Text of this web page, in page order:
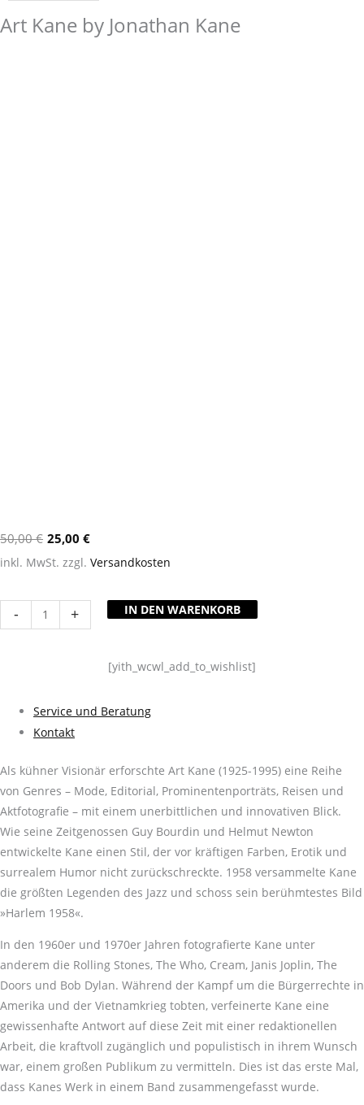
Art Kane by Jonathan Kane
50,00€ 25,00 €
inkl. MwSt. zzgl. Versandkosten
- + IN DEN WARENKORB
[yith_wcwl_add_to_wishlist]
Service und Beratung
Kontakt
Als kühner Visionär erforschte Art Kane (1925-1995) eine Reihe
von Genres – Mode, Editorial, Prominentenporträts, Reisen und
Aktfotografie – mit einem unerbittlichen und innovativen Blick.
Wie seine Zeitgenossen Guy Bourdin und Helmut Newton
entwickelte Kane einen Stil, der vor kräftigen Farben, Erotik und
surrealem Humor nicht zurückschreckte. 1958 versammelte Kane
die größten Legenden des Jazz und schoss sein berühmtestes Bild
»Harlem 1958«.
In den 1960er und 1970er Jahren fotografierte Kane unter
anderem die Rolling Stones, The Who, Cream, Janis Joplin, The
Doors und Bob Dylan. Während der Kampf um die Bürgerrechte in
Amerika und der Vietnamkrieg tobten, verfeinerte Kane eine
gewissenhafte Antwort auf diese Zeit mit einer redaktionellen
Arbeit, die kraftvoll zugänglich und populistisch in ihrem Wunsch
war, einem großen Publikum zu vermitteln. Dies ist das erste Mal,
dass Kanes Werk in einem Band zusammengefasst wurde.